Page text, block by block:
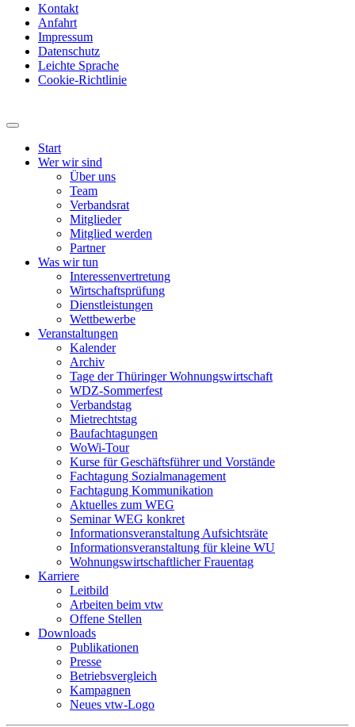
Kontakt
Anfahrt
Impressum
Datenschutz
Leichte Sprache
Cookie-Richtlinie
Start
Wer wir sind
Über uns
Team
Verbandsrat
Mitglieder
Mitglied werden
Partner
Was wir tun
Interessenvertretung
Wirtschaftsprüfung
Dienstleistungen
Wettbewerbe
Veranstaltungen
Kalender
Archiv
Tage der Thüringer Wohnungswirtschaft
WDZ-Sommerfest
Verbandstag
Mietrechtstag
Baufachtagungen
WoWi-Tour
Kurse für Geschäftsführer und Vorstände
Fachtagung Sozialmanagement
Fachtagung Kommunikation
Aktuelles zum WEG
Seminar WEG konkret
Informationsveranstaltung Aufsichtsräte
Informationsveranstaltung für kleine WU
Wohnungswirtschaftlicher Frauentag
Karriere
Leitbild
Arbeiten beim vtw
Offene Stellen
Downloads
Publikationen
Presse
Betriebsvergleich
Kampagnen
Neues vtw-Logo